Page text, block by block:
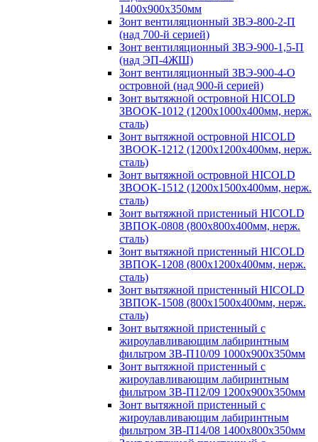
1400х900х350мм
Зонт вентиляционный ЗВЭ-800-2-П
(над 700-й серией)
Зонт вентиляционный ЗВЭ-900-1,5-П
(над ЭП-4ЖШ)
Зонт вентиляционный ЗВЭ-900-4-О
островной (над 900-й серией)
Зонт вытяжной островной HICOLD
ЗВООК-1012 (1200х1000х400мм, нерж.
сталь)
Зонт вытяжной островной HICOLD
ЗВООК-1212 (1200x1200x400мм, нерж.
сталь)
Зонт вытяжной островной HICOLD
ЗВООК-1512 (1200х1500х400мм, нерж.
сталь)
Зонт вытяжной пристенный HICOLD
ЗВПОК-0808 (800х800х400мм, нерж.
сталь)
Зонт вытяжной пристенный HICOLD
ЗВПОК-1208 (800х1200х400мм, нерж.
сталь)
Зонт вытяжной пристенный HICOLD
ЗВПОК-1508 (800х1500х400мм, нерж.
сталь)
Зонт вытяжной пристенный с
жироулавливающим лабиринтным
фильтром ЗВ-П10/09 1000х900х350мм
Зонт вытяжной пристенный с
жироулавливающим лабиринтным
фильтром ЗВ-П12/09 1200х900х350мм
Зонт вытяжной пристенный с
жироулавливающим лабиринтным
фильтром ЗВ-П14/08 1400х800х350мм